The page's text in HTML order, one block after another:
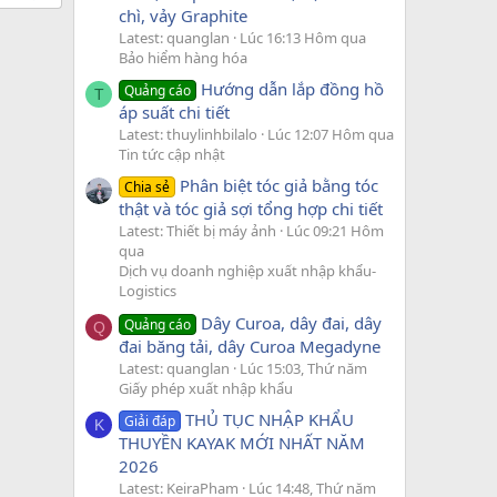
chì, vảy Graphite
Latest: quanglan
Lúc 16:13 Hôm qua
Bảo hiểm hàng hóa
T Quảng cáo Hướng dẫn lắp đồng hồ
áp suất chi tiết
Latest: thuylinhbilalo
Lúc 12:07 Hôm qua
Tin tức cập nhật
Chia sẻ Phân biệt tóc giả bằng tóc
thật và tóc giả sợi tổng hợp chi tiết
Latest: Thiết bị máy ảnh
Lúc 09:21 Hôm
qua
Dịch vụ doanh nghiệp xuất nhập khẩu-
Logistics
Q Quảng cáo Dây Curoa, dây đai, dây
đai băng tải, dây Curoa Megadyne
Latest: quanglan
Lúc 15:03, Thứ năm
Giấy phép xuất nhập khẩu
K Giải đáp THỦ TỤC NHẬP KHẨU
THUYỀN KAYAK MỚI NHẤT NĂM
2026
Latest: KeiraPham
Lúc 14:48, Thứ năm